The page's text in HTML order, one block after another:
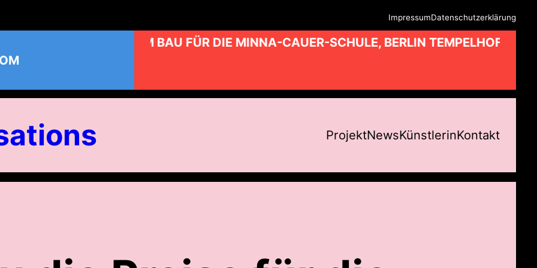
ImpressumDatenschutzerklärung
KUNST AM BAU FÜR DIE MINNA-CAUER-SCHULE, BERLIN TEMPELHOF //
ProjektNewsKünstlerinKontakt